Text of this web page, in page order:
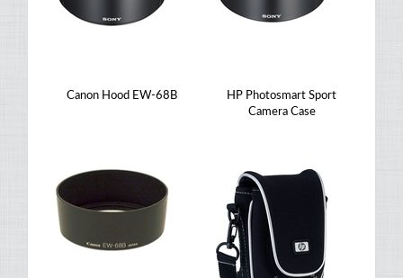
Canon Hood EW-68B
HP Photosmart Sport
Camera Case